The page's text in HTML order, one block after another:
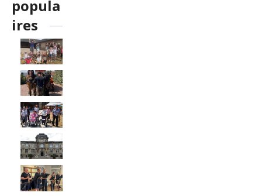
popula
ires